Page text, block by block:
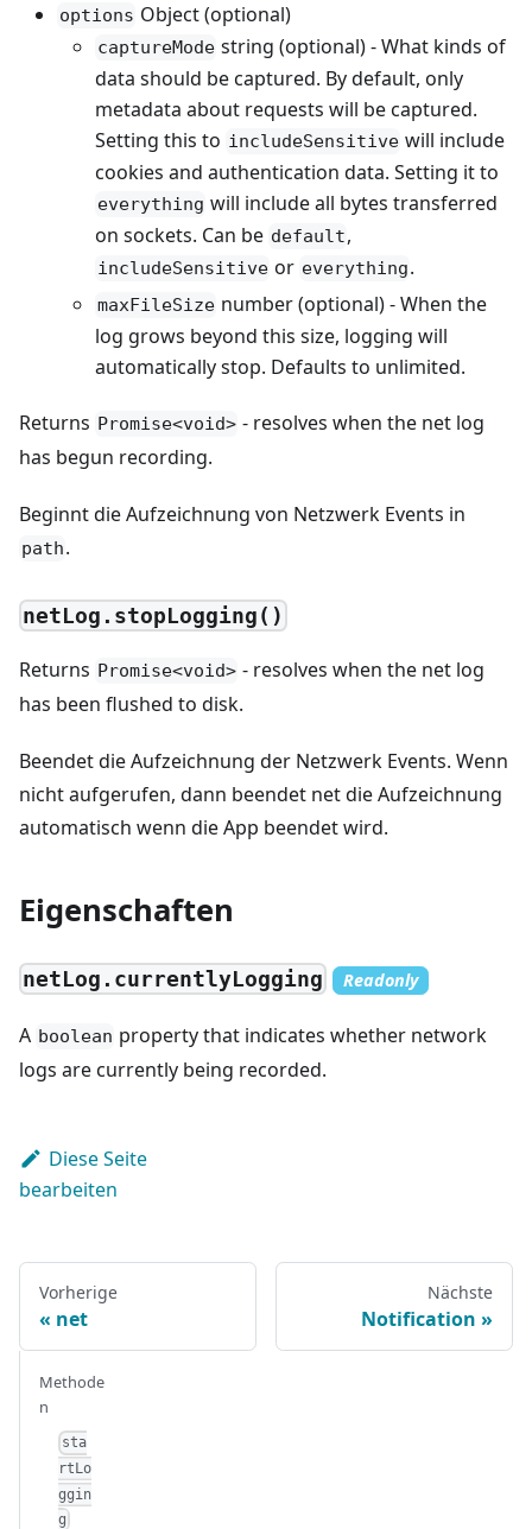
options Object (optional)
captureMode string (optional) - What kinds of
data should be captured. By default, only
metadata about requests will be captured.
Setting this to includeSensitive will include
cookies and authentication data. Setting it to
everything will include all bytes transferred
on sockets. Can be default,
includeSensitive or everything.
maxFileSize number (optional) - When the
log grows beyond this size, logging will
automatically stop. Defaults to unlimited.
Returns Promise<void> - resolves when the net log
has begun recording.
Beginnt die Aufzeichnung von Netzwerk Events in
path.
netLog.stopLogging()
Returns Promise<void> - resolves when the net log
has been flushed to disk.
Beendet die Aufzeichnung der Netzwerk Events. Wenn
nicht aufgerufen, dann beendet net die Aufzeichnung
automatisch wenn die App beendet wird.
Eigenschaften
netLog.currentlyLogging Readonly
A boolean property that indicates whether network
logs are currently being recorded.
Diese Seite
bearbeiten
Vorherige
net
Nächste
Notification
Methode
n
sta
rtLo
ggin
g